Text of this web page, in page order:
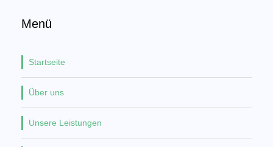
Menü
Startseite
Über uns
Unsere Leistungen